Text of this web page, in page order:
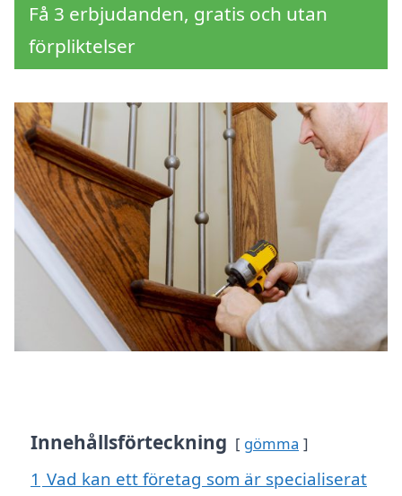
Få 3 erbjudanden, gratis och utan
förpliktelser
Innehållsförteckning gömma
1 Vad kan ett företag som är specialiserat